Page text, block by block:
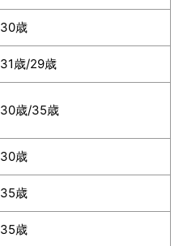
30歳
31歳/29歳
30歳/35歳
30歳
35歳
35歳